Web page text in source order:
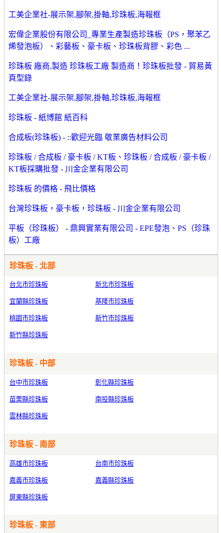
工美企業社-展示架,腳架,掛軸,珍珠板,海報框
宏偉企業股份有限公司_專業生產製造珍珠板（PS，聚苯乙
烯發泡板）、彩藝板、豪卡板、珍珠板背膠、彩色 ...
珍珠板 廠商,製造 珍珠板工廠 製造商！珍珠板批發 - 貿易黃
頁型錄
工美企業社-展示架,腳架,掛軸,珍珠板,海報框
珍珠板 - 紙博館 紙百科
合成板(珍珠板) - ::歡迎光臨 敬業廣告材料公司
珍珠板 / 合成板 / 豪卡板 / KT板、珍珠板 / 合成板 / 豪卡板 /
KT板採購批發 - 川金企業有限公司
珍珠板 的價格 - 飛比價格
台灣珍珠板，豪卡板，珍珠板 - 川金企業有限公司
平板（珍珠板） - 鼎興實業有限公司 - EPE發泡、PS（珍珠
板）工廠
珍珠板 - 北部
台北市珍珠板 新北市珍珠板
宜蘭縣珍珠板 基隆市珍珠板
桃園市珍珠板 新竹市珍珠板
新竹縣珍珠板
珍珠板 - 中部
台中市珍珠板 彰化縣珍珠板
苗栗縣珍珠板 南投縣珍珠板
雲林縣珍珠板
珍珠板 - 南部
高雄市珍珠板 台南市珍珠板
嘉義市珍珠板 嘉義縣珍珠板
屏東縣珍珠板
珍珠板 - 東部